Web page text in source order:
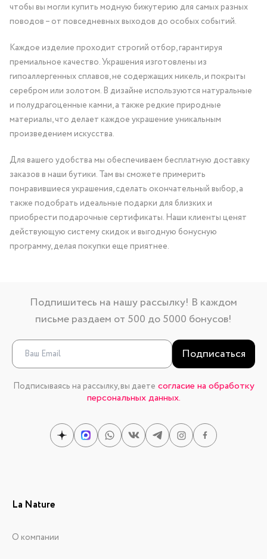
чтобы вы могли купить модную бижутерию для самых разных
поводов – от повседневных выходов до особых событий.
Каждое изделие проходит строгий отбор, гарантируя
премиальное качество. Украшения изготовлены из
гипоаллергенных сплавов, не содержащих никель, и покрыты
серебром или золотом. В дизайне используются натуральные
и полудрагоценные камни, а также редкие природные
материалы, что делает каждое украшение уникальным
произведением искусства.
Для вашего удобства мы обеспечиваем бесплатную доставку
заказов в наши бутики. Там вы сможете примерить
понравившиеся украшения, сделать окончательный выбор, а
также подобрать идеальные подарки для близких и
приобрести подарочные сертификаты. Наши клиенты ценят
действующую систему скидок и выгодную бонусную
программу, делая покупки еще приятнее.
Подпишитесь на нашу рассылку! В каждом
письме раздаем от 500 до 5000 бонусов!
Подписаться
Подписываясь на рассылку, вы даете согласие на обработку
персональных данных.
La Nature
О компании